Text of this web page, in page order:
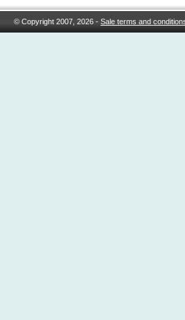
© Copyright 2007, 2026 -Sale terms and